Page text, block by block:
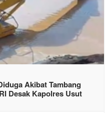
Akibat Tambang
Desak Kapolres Usut